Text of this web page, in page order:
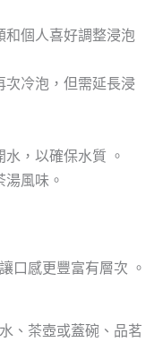
和個人喜好調整浸泡
次冷泡，但需延長浸
，以確保水質 。
風味。
口感更豐富有層次 。
、茶壺或蓋碗、品茗